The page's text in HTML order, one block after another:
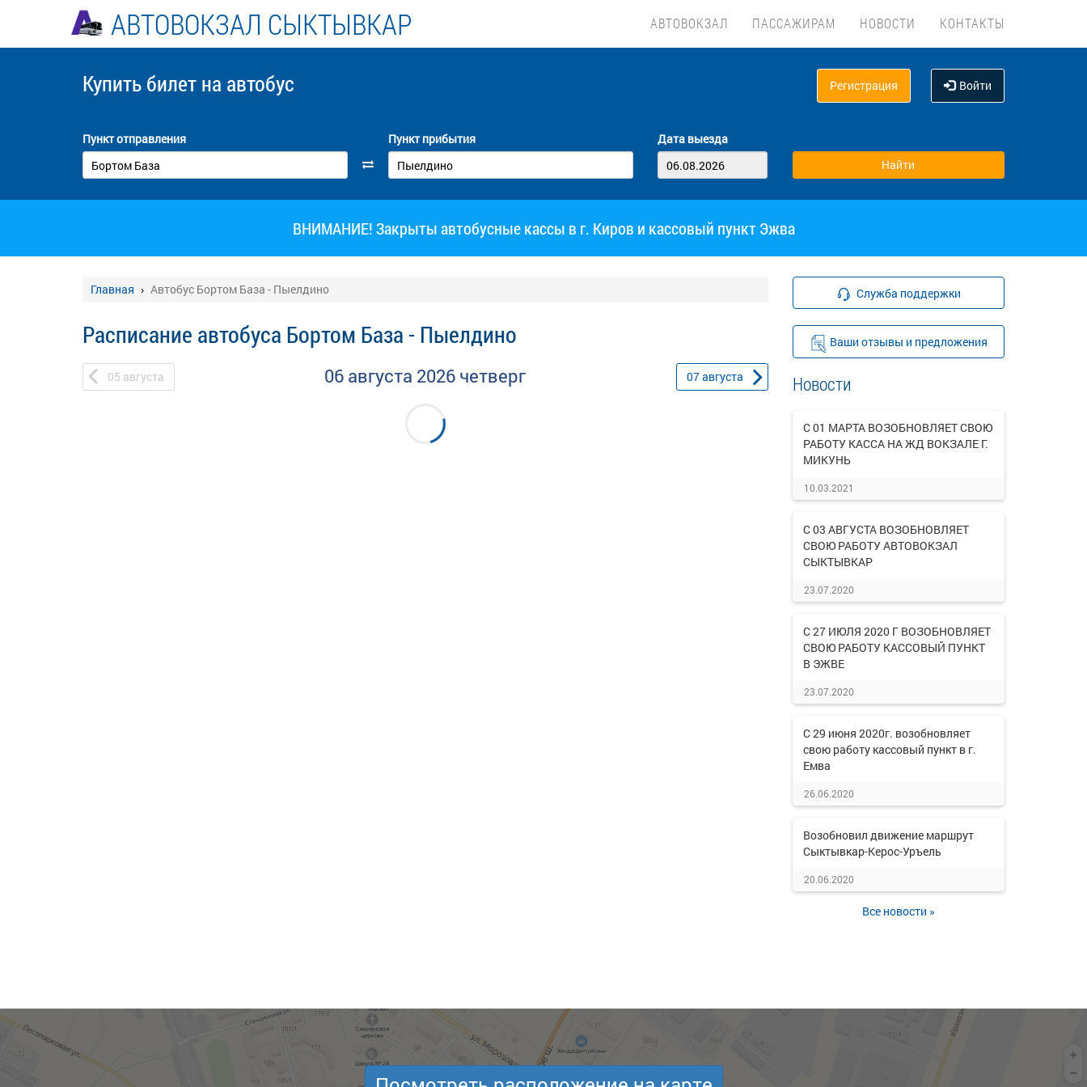
АВТОВОКЗАЛ СЫКТЫВКАР АВТОВОКЗАЛ ПАССАЖИРАМ НОВОСТИ КОНТАКТЫ
Купить билет на автобус Регистрация Войти
Пункт отправления Пункт прибытия Дата выезда
ВНИМАНИЕ! Закрыты автобусные кассы в г. Киров и кассовый пункт Эжва
Главная Автобус Бортом База - Пыелдино
Расписание автобуса Бортом База - Пыелдино
05 августа 06 августа 2026 четверг 07августа
Служба поддержки
Ваши отзывы и предложения
Новости
С 01 МАРТА ВОЗОБНОВЛЯЕТ СВОЮ
РАБОТУ КАССА НА ЖД ВОКЗАЛЕ Г.
МИКУНЬ
10.03.2021
С 03 АВГУСТА ВОЗОБНОВЛЯЕТ
СВОЮ РАБОТУ АВТОВОКЗАЛ
СЫКТЫВКАР
23.07.2020
С 27 ИЮЛЯ 2020 Г ВОЗОБНОВЛЯЕТ
СВОЮ РАБОТУ КАССОВЫЙ ПУНКТ
В ЭЖВЕ
23.07.2020
С 29 июня 2020г. возобновляет
свою работу кассовый пункт в г.
Емва
26.06.2020
Возобновил движение маршрут
Сыктывкар-Керос-Уръель
20.06.2020
Все новости »